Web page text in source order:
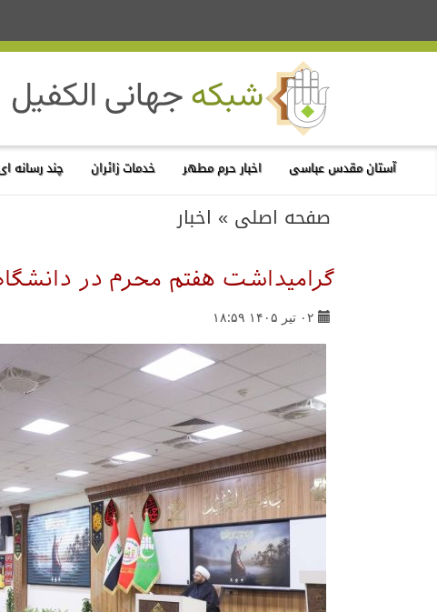
آستان مقدس عباسی اخبار حرم مطهر خدمات زائران چند رسانه
صفحه اصلی » اخبار
گرامیداشت هفتم محرم در
۰۲ تیر ۱۴۰۵ ۱۸:۵۹